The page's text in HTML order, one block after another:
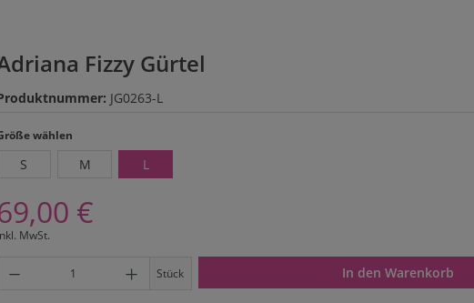
Fizzy Gürtel
JG0263-L
wählen
S
M L
€
MwSt.
Produkt Anzahl: Gib den gewünschten Wert ein oder benutze die
Stück In den Warenkorb